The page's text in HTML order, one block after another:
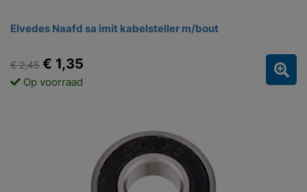
Elvedes Naafd sa imit kabelsteller m/bout
€ 2,45 € 1,35
Op voorraad